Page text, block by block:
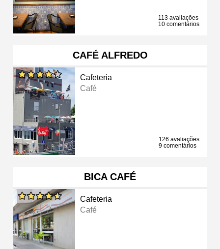
113 avaliações
10 comentários
CAFÉ ALFREDO
Cafeteria
Café
126 avaliações
9 comentários
BICA CAFÉ
Cafeteria
Café